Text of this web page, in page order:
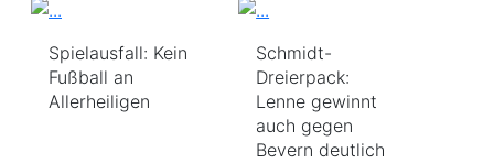
Spielausfall: Kein
Fußball an
Allerheiligen
Schmidt-
Dreierpack:
Lenne gewinnt
auch gegen
Bevern deutlich